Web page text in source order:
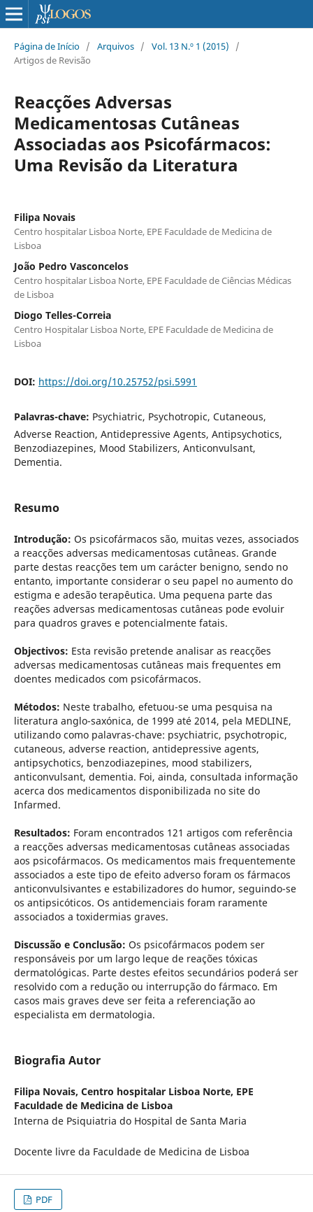
Página de Início / Arquivos / Vol. 13 N.º 1 (2015)
/
Artigos de Revisão
Reacções Adversas
Medicamentosas Cutâneas
Associadas aos Psicofármacos:
Uma Revisão da Literatura
Filipa Novais
Centro hospitalar Lisboa Norte, EPE Faculdade de Medicina de
Lisboa
João Pedro Vasconcelos
Centro hospitalar Lisboa Norte, EPE Faculdade de Ciências Médicas
de Lisboa
Diogo Telles-Correia
Centro Hospitalar Lisboa Norte, EPE Faculdade de Medicina de
Lisboa
DOI: https://doi.org/10.25752/psi.5991
Palavras-chave: Psychiatric, Psychotropic, Cutaneous,
Adverse Reaction, Antidepressive Agents, Antipsychotics,
Benzodiazepines, Mood Stabilizers, Anticonvulsant,
Dementia.
Resumo
Introdução: Os psicofármacos são, muitas vezes, associados
a reacções adversas medicamentosas cutâneas. Grande
parte destas reacções tem um carácter benigno, sendo no
entanto, importante considerar o seu papel no aumento do
estigma e adesão terapêutica. Uma pequena parte das
reações adversas medicamentosas cutâneas pode evoluir
para quadros graves e potencialmente fatais.
Objectivos: Esta revisão pretende analisar as reacções
adversas medicamentosas cutâneas mais frequentes em
doentes medicados com psicofármacos.
Métodos: Neste trabalho, efetuou-se uma pesquisa na
literatura anglo-saxónica, de 1999 até 2014, pela MEDLINE,
utilizando como palavras-chave: psychiatric, psychotropic,
cutaneous, adverse reaction, antidepressive agents,
antipsychotics, benzodiazepines, mood stabilizers,
anticonvulsant, dementia. Foi, ainda, consultada informação
acerca dos medicamentos disponibilizada no site do
Infarmed.
Resultados: Foram encontrados 121 artigos com referência
a reacções adversas medicamentosas cutâneas associadas
aos psicofármacos. Os medicamentos mais frequentemente
associados a este tipo de efeito adverso foram os fármacos
anticonvulsivantes e estabilizadores do humor, seguindo-se
os antipsicóticos. Os antidemenciais foram raramente
associados a toxidermias graves.
Discussão e Conclusão: Os psicofármacos podem ser
responsáveis por um largo leque de reações tóxicas
dermatológicas. Parte destes efeitos secundários poderá ser
resolvido com a redução ou interrupção do fármaco. Em
casos mais graves deve ser feita a referenciação ao
especialista em dermatologia.
Biografia Autor
Filipa Novais, Centro hospitalar Lisboa Norte, EPE
Faculdade de Medicina de Lisboa
Interna de Psiquiatria do Hospital de Santa Maria
Docente livre da Faculdade de Medicina de Lisboa
PDF